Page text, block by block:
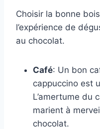
Choisir la bonne
l’expérience de
au chocolat.
Café: Un bon
cappuccino est
L’amertume du
marient à
chocolat.